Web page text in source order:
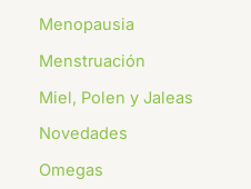
Menopausia
Menstruación
Miel, Polen y Jaleas
Novedades
Omegas